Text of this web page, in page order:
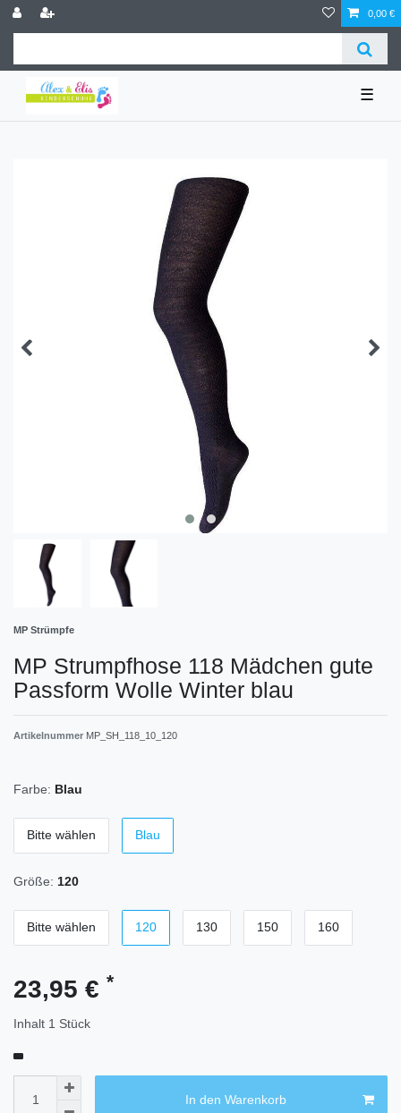
0,00 €
☰
MP Strümpfe
MP Strumpfhose 118 Mädchen gute
Passform Wolle Winter blau
Artikelnummer MP_SH_118_10_120
Farbe: Blau
Bitte wählen Blau
Größe: 120
Bitte wählen 120 130 150 160
23,95 € *
Inhalt 1 Stück
In den Warenkorb